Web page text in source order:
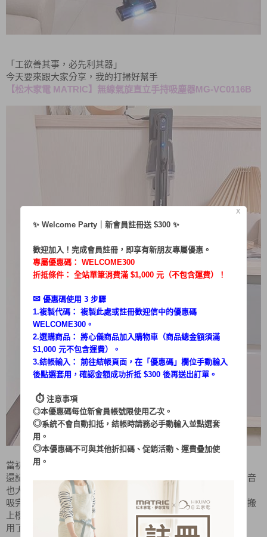
「工欲善其事，必先利其器」
今天要來跟大家分享，我的打掃好幫手
【松木家電 MATRIC】無線氣旋直立手持吸塵器MG-VC0116B
當初在選擇吸塵器的時候，我也有爬文做了一些功課
還記得以前家中最先使用的，是一台插電型體積又大又重、聲音
也大的吸塵器
吸完一個區塊就已經氣喘吁吁，更別說要移動到別的區塊或是搬
上樓
用了幾次就閒置在角落
X
✨ Welcome Party｜新會員註冊送 $300 ✨
歡迎加入！完成會員註冊，即享有新朋友專屬優惠。
專屬優惠碼： WELCOME300
折抵條件： 全站單筆消費滿 $1,000 元（不包含運費）！
✉︎ 優惠碼使用 3 步驟
1.複製代碼： 複製此處或註冊歡迎信中的優惠碼
WELCOME300。
2.選購商品： 將心儀商品加入購物車（商品總金額須滿
$1,000 元不包含運費）。
3.結帳輸入： 前往結帳頁面，在「優惠碼 」欄位手動輸入
後點選套用，確認金額成功折抵 $300 後再送出訂單。
⏱︎ 注意事項
◎本優惠碼每位新會員帳號限使用乙次。
◎系統不會自動扣抵，結帳時請務必手動輸入並點選套
用。
◎本優惠碼不可與其他折扣碼、促銷活動、運費疊加使
用。